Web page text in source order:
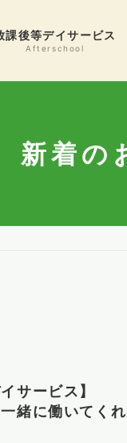
課後等デイサービス
Afterschool
新着の
サービス】
緒に働いてく